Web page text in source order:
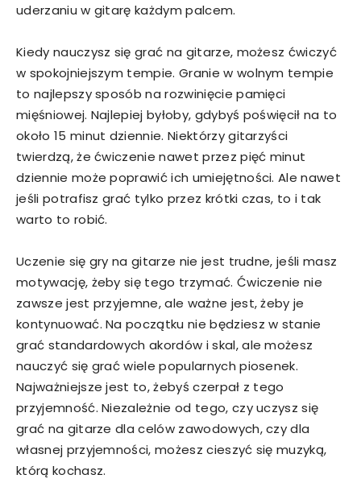
uderzaniu w gitarę każdym palcem.
Kiedy nauczysz się grać na gitarze, możesz ćwiczyć
w spokojniejszym tempie. Granie w wolnym tempie
to najlepszy sposób na rozwinięcie pamięci
mięśniowej. Najlepiej byłoby, gdybyś poświęcił na to
około 15 minut dziennie. Niektórzy gitarzyści
twierdzą, że ćwiczenie nawet przez pięć minut
dziennie może poprawić ich umiejętności. Ale nawet
jeśli potrafisz grać tylko przez krótki czas, to i tak
warto to robić.
Uczenie się gry na gitarze nie jest trudne, jeśli masz
motywację, żeby się tego trzymać. Ćwiczenie nie
zawsze jest przyjemne, ale ważne jest, żeby je
kontynuować. Na początku nie będziesz w stanie
grać standardowych akordów i skal, ale możesz
nauczyć się grać wiele popularnych piosenek.
Najważniejsze jest to, żebyś czerpał z tego
przyjemność. Niezależnie od tego, czy uczysz się
grać na gitarze dla celów zawodowych, czy dla
własnej przyjemności, możesz cieszyć się muzyką,
którą kochasz.